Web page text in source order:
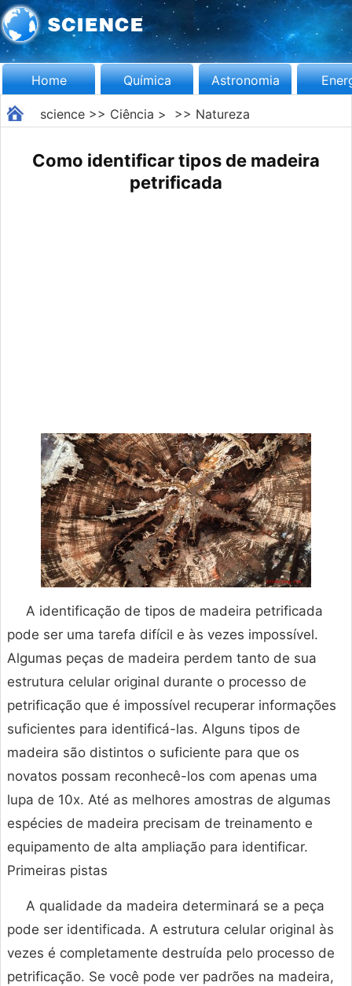
Home Química Astronomia
science>> Ciência > >> Natureza
Como identificar tipos de madeira
petrificada
A identificação de tipos de madeira petrificada
pode ser uma tarefa difícil e às vezes impossível.
Algumas peças de madeira perdem tanto de sua
estrutura celular original durante o processo de
petrificação que é impossível recuperar informações
suficientes para identificá-las. Alguns tipos de
madeira são distintos o suficiente para que os
novatos possam reconhecê-los com apenas uma
lupa de 10x. Até as melhores amostras de algumas
espécies de madeira precisam de treinamento e
equipamento de alta ampliação para identificar.
Primeiras pistas
A qualidade da madeira determinará se a peça
pode ser identificada. A estrutura celular original às
vezes é completamente destruída pelo processo de
petrificação. Se você pode ver padrões na madeira,